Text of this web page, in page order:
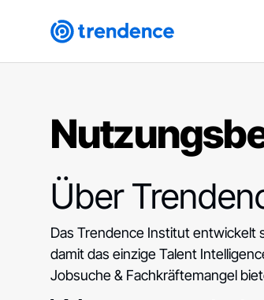
Über
Das Trendence Institut entwickelt
damit das einzige Talent
Jobsuche & Fachkräftemangel